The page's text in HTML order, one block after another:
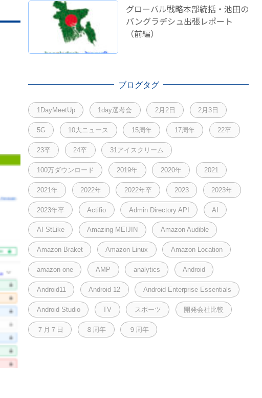
グローバル戦略本部統括・池田の
バングラデシュ出張レポート
（前編）
ブログタグ
1DayMeetUp 1day選考会 2月2日 2月3日
5G 10大ニュース 15周年 17周年 22卒
23卒 24卒 31アイスクリーム
100万ダウンロード 2019年 2020年 2021
2021年 2022年 2022年卒 2023 2023年
2023年卒 Actifio Admin Directory API AI
AI StLike Amazing MEIJIN Amazon Audible
Amazon Braket Amazon Linux Amazon Location
amazon one AMP analytics Android
Android11 Android 12 Android Enterprise Essentials
Android Studio TV スポーツ 開発会社比較
７月７日 ８周年 ９周年